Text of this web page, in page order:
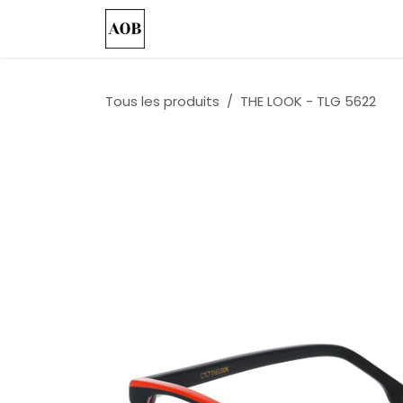
Se rendre au contenu
Tous les produits THE LOOK - TLG 5622